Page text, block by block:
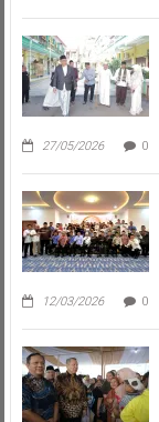
27/05/2026 0
12/03/2026 0